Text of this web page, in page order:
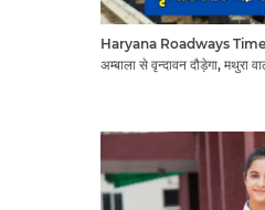
Haryana Roadways Time
अम्बाला से वृन्दावन दौड़ेगा, मथुरा